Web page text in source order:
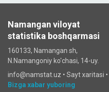
Namangan viloyat
statistika boshqarmasi
160133, Namangan sh,
N.Namangoniy ko'chasi, 14-uy.
info@namstat.uz • Sayt xaritasi •
Bizga xabar yuboring